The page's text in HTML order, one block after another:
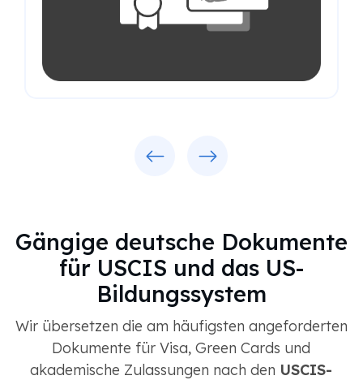
Gängige deutsche Dokumente
für USCIS und das US-
Bildungssystem
Wir übersetzen die am häufigsten angeforderten
Dokumente für Visa, Green Cards und
akademische Zulassungen nach den USCIS-